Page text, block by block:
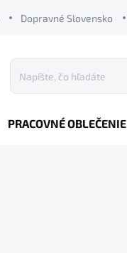
Dopravné Slovensko
PRACOVNÉ OBLEČENIE